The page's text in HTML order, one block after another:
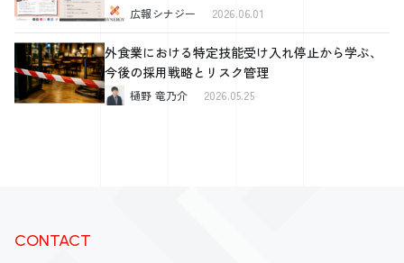
広報シナジー 2026.06.01
外食業における特定技能受け入れ停止から学ぶ、
今後の採用戦略とリスク管理
樋野 竜乃介 2026.05.25
CONTACT